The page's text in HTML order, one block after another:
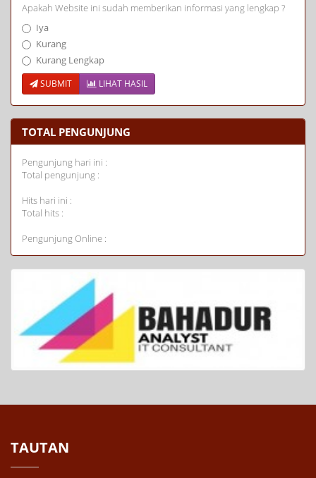
Apakah Website ini sudah memberikan informasi yang lengkap ?
Iya
Kurang
Kurang Lengkap
SUBMIT LIHAT HASIL
TOTAL PENGUNJUNG
Pengunjung hari ini :
Total pengunjung :
Hits hari ini :
Total hits :
Pengunjung Online :
TAUTAN